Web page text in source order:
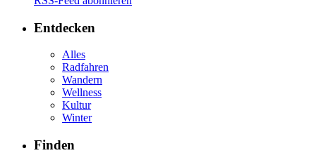
Entdecken
Alles
Radfahren
Wandern
Wellness
Kultur
Winter
Finden